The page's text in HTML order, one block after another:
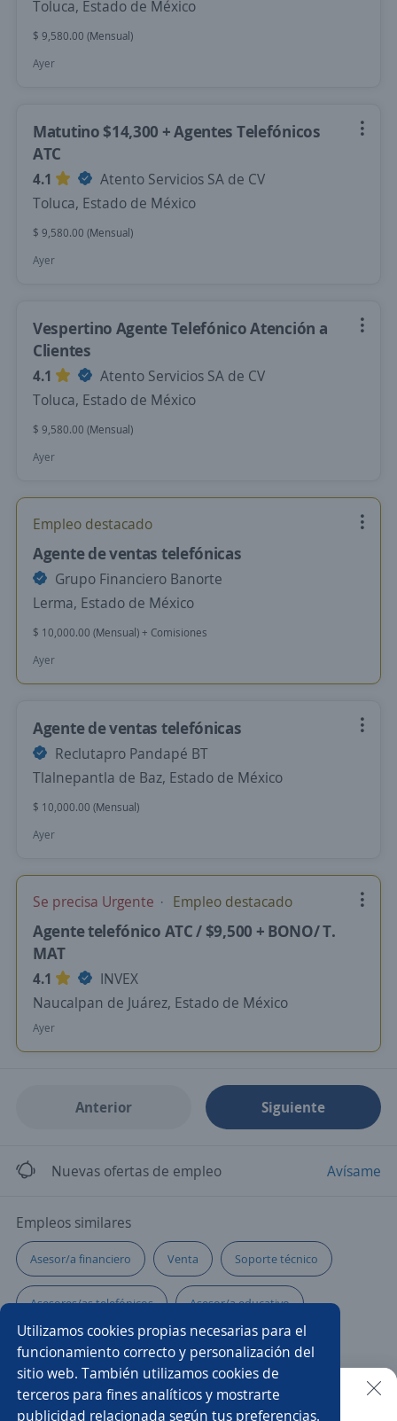
Utilizamos cookies propias necesarias para el
funcionamiento correcto y personalización del
sitio web. También utilizamos cookies de
terceros para fines analíticos y mostrarte
publicidad relacionada según tus preferencias.
Toluca, Estado de México
$ 9,580.00 (Mensual)
Ayer
Matutino $14,300 + Agentes Telefónicos
ATC
4.1
Atento Servicios SA de CV
Toluca, Estado de México
$ 9,580.00 (Mensual)
Ayer
Vespertino Agente Telefónico Atención a
Clientes
4.1
Atento Servicios SA de CV
Toluca, Estado de México
$ 9,580.00 (Mensual)
Ayer
Empleo destacado
Agente de ventas telefónicas
Grupo Financiero Banorte
Lerma, Estado de México
$ 10,000.00 (Mensual) + Comisiones
Ayer
Agente de ventas telefónicas
Reclutapro Pandapé BT
Tlalnepantla de Baz, Estado de México
$ 10,000.00 (Mensual)
Ayer
Se precisa Urgente Empleo destacado
Agente telefónico ATC / $9,500 + BONO/ T.
MAT
4.1
INVEX
Naucalpan de Juárez, Estado de México
Ayer
Anterior Siguiente
Nuevas ofertas de empleo Avísame
Empleos similares
Asesor/a financiero Venta Soporte técnico
Asesores/as telefónicos Asesor/a educativo
Promovendedor/a Agente seguros
Promotor/a de campo Representante